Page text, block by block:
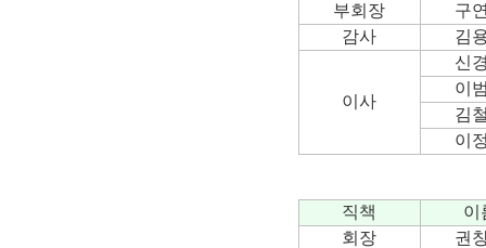
부회장
구
감사
김
이사
신
이
김
이
직책
이
회장
권